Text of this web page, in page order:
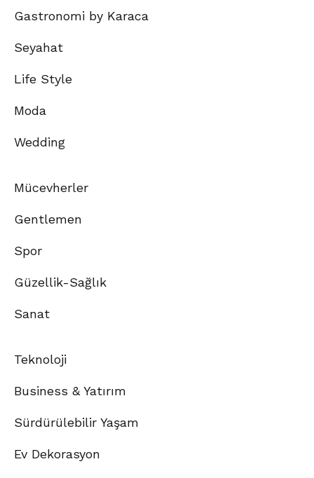
Gastronomi by Karaca
Seyahat
Life Style
Moda
Wedding
Mücevherler
Gentlemen
Spor
Güzellik-Sağlık
Sanat
Teknoloji
Business & Yatırım
Sürdürülebilir Yaşam
Ev Dekorasyon